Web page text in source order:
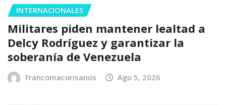
INTERNACIONALES
Militares piden mantener lealtad a
Delcy Rodríguez y garantizar la
soberanía de Venezuela
Francomacorisanos Ago 5, 2026